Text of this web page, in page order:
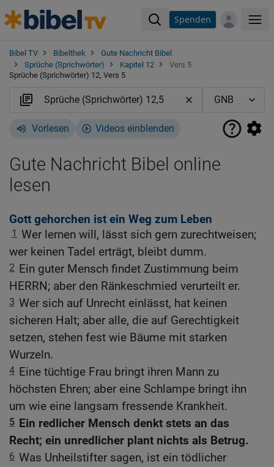
Spenden
Bibel TV Bibelthek
Gute Nachricht Bibel
Sprüche (Sprichwörter)
Kapitel 12
Vers 5
Sprüche (Sprichwörter) 12, Vers 5
Vorlesen Videos einblenden
Gute Nachricht Bibel online
lesen
Gott gehorchen ist ein Weg zum Leben
1 Wer lernen will, lässt sich gern zurechtweisen;
wer keinen Tadel erträgt, bleibt dumm.
2 Ein guter Mensch findet Zustimmung beim
HERRN; aber den Ränkeschmied verurteilt er.
3 Wer sich auf Unrecht einlässt, hat keinen
sicheren Halt; aber alle, die auf Gerechtigkeit
setzen, stehen fest wie Bäume mit starken
Wurzeln.
4 Eine tüchtige Frau bringt ihren Mann zu
höchsten Ehren; aber eine Schlampe bringt ihn
um wie eine langsam fressende Krankheit.
5 Ein redlicher Mensch denkt stets an das
Recht; ein unredlicher plant nichts als Betrug.
6 Was Unheilstifter sagen, ist ein tödlicher